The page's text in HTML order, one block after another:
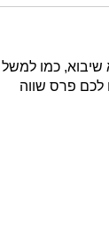
שיבוא, כמו למשל
לכם פרס שווה